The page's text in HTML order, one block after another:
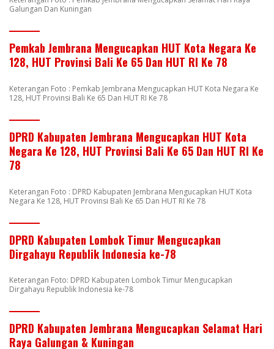
Galungan Dan Kuningan
Pemkab Jembrana Mengucapkan HUT Kota Negara Ke
128, HUT Provinsi Bali Ke 65 Dan HUT RI Ke 78
Keterangan Foto : Pemkab Jembrana Mengucapkan HUT Kota Negara Ke
128, HUT Provinsi Bali Ke 65 Dan HUT RI Ke 78
DPRD Kabupaten Jembrana Mengucapkan HUT Kota
Negara Ke 128, HUT Provinsi Bali Ke 65 Dan HUT RI Ke
78
Keterangan Foto : DPRD Kabupaten Jembrana Mengucapkan HUT Kota
Negara Ke 128, HUT Provinsi Bali Ke 65 Dan HUT RI Ke 78
DPRD Kabupaten Lombok Timur Mengucapkan
Dirgahayu Republik Indonesia ke-78
Keterangan Foto: DPRD Kabupaten Lombok Timur Mengucapkan
Dirgahayu Republik Indonesia ke-78
DPRD Kabupaten Jembrana Mengucapkan Selamat Hari
Raya Galungan & Kuningan